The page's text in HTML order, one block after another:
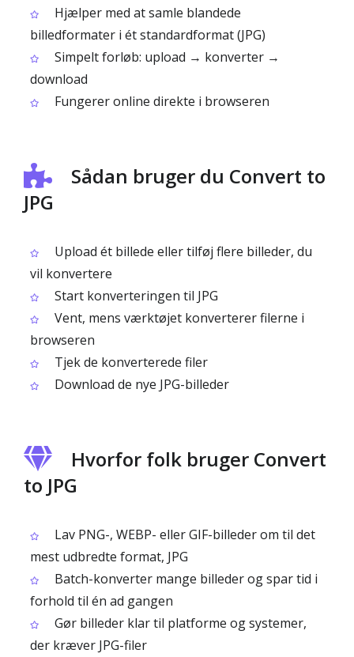
Hjælper med at samle blandede
billedformater i ét standardformat (JPG)
Simpelt forløb: upload → konverter →
download
Fungerer online direkte i browseren
Sådan bruger du Convert to
JPG
Upload ét billede eller tilføj flere billeder, du
vil konvertere
Start konverteringen til JPG
Vent, mens værktøjet konverterer filerne i
browseren
Tjek de konverterede filer
Download de nye JPG-billeder
Hvorfor folk bruger Convert
to JPG
Lav PNG-, WEBP- eller GIF-billeder om til det
mest udbredte format, JPG
Batch-konverter mange billeder og spar tid i
forhold til én ad gangen
Gør billeder klar til platforme og systemer,
der kræver JPG-filer